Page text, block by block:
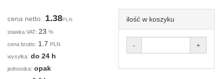
cena netto: 1.38PLN
stawka VAT: 23 %
cena brutto: 1.7 PLN
wysyłka: do 24 h
jednostka: opak
ilość w koszyku
- +